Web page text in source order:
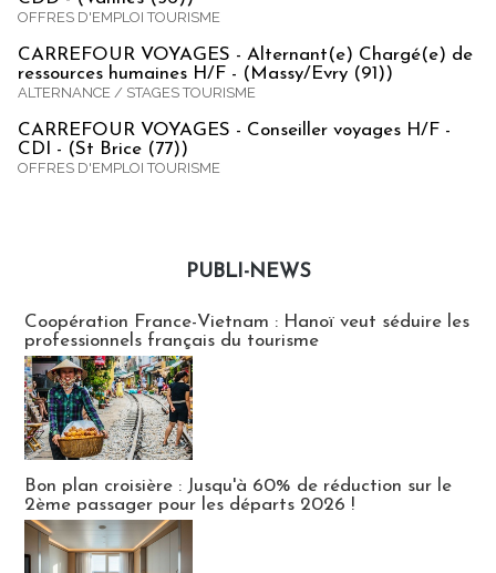
OFFRES D'EMPLOI TOURISME
CARREFOUR VOYAGES - Alternant(e) Chargé(e) de
ressources humaines H/F - (Massy/Evry (91))
ALTERNANCE / STAGES TOURISME
CARREFOUR VOYAGES - Conseiller voyages H/F -
CDI - (St Brice (77))
OFFRES D'EMPLOI TOURISME
PUBLI-NEWS
Coopération France-Vietnam : Hanoï veut séduire les
professionnels français du tourisme
Bon plan croisière : Jusqu'à 60% de réduction sur le
2ème passager pour les départs 2026 !